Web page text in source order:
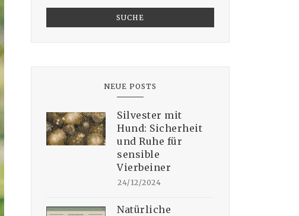
SUCHE
NEUE POSTS
Silvester mit
Hund: Sicherheit
und Ruhe für
sensible
Vierbeiner
24/12/2024
Natürliche